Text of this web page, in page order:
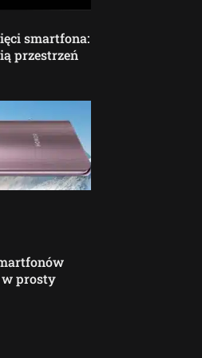
smartfona:
przestrzeń
w prosty